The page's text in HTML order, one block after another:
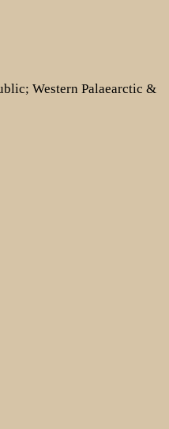
Western Palaearctic &